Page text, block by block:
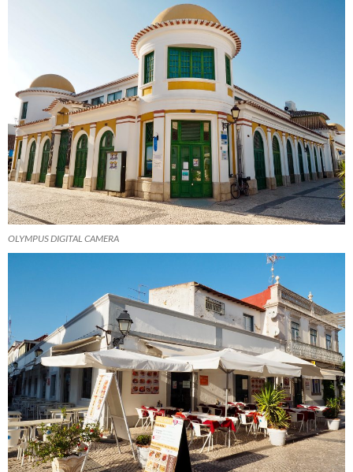
OLYMPUS DIGITAL CAMERA